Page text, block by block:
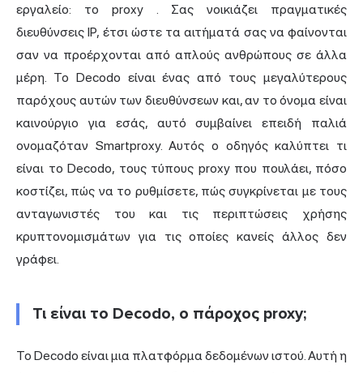
εργαλείο: το proxy . Σας νοικιάζει πραγματικές
διευθύνσεις IP, έτσι ώστε τα αιτήματά σας να φαίνονται
σαν να προέρχονται από απλούς ανθρώπους σε άλλα
μέρη. Το Decodo είναι ένας από τους μεγαλύτερους
παρόχους αυτών των διευθύνσεων και, αν το όνομα είναι
καινούργιο για εσάς, αυτό συμβαίνει επειδή παλιά
ονομαζόταν Smartproxy. Αυτός ο οδηγός καλύπτει τι
είναι το Decodo, τους τύπους proxy που πουλάει, πόσο
κοστίζει, πώς να το ρυθμίσετε, πώς συγκρίνεται με τους
ανταγωνιστές του και τις περιπτώσεις χρήσης
κρυπτονομισμάτων για τις οποίες κανείς άλλος δεν
γράφει.
Τι είναι το Decodo, ο πάροχος proxy;
Το Decodo είναι μια πλατφόρμα δεδομένων ιστού. Αυτή η